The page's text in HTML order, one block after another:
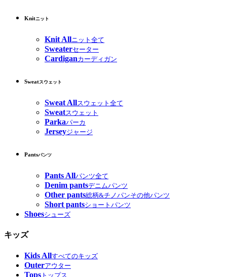
Knitニット
Knit Allニット全て
Sweaterセーター
Cardiganカーディガン
Sweatスウェット
Sweat Allスウェット全て
Sweatスウェット
Parkaパーカ
Jerseyジャージ
Pantsパンツ
Pants Allパンツ全て
Denim pantsデニムパンツ
Other pants総柄&チノパンその他パンツ
Short pantsショートパンツ
Shoesシューズ
キッズ
Kids Allすべてのキッズ
Outerアウター
Tops トップス